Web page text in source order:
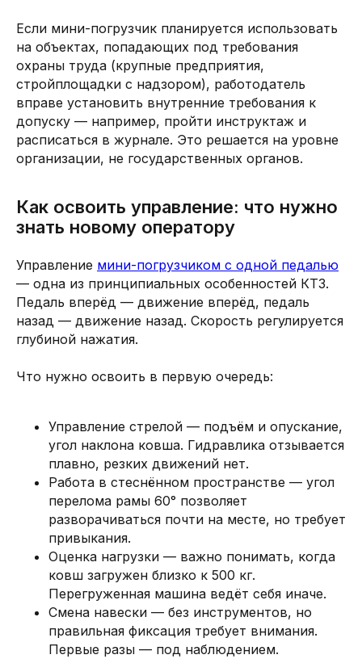
Если мини-погрузчик планируется использовать
на объектах, попадающих под требования
охраны труда (крупные предприятия,
стройплощадки с надзором), работодатель
вправе установить внутренние требования к
допуску — например, пройти инструктаж и
расписаться в журнале. Это решается на уровне
организации, не государственных органов.
Как освоить управление: что нужно
знать новому оператору
Управление мини-погрузчиком с одной педалью
— одна из принципиальных особенностей КТЗ.
Педаль вперёд — движение вперёд, педаль
назад — движение назад. Скорость регулируется
глубиной нажатия.
Что нужно освоить в первую очередь:
Управление стрелой — подъём и опускание,
угол наклона ковша. Гидравлика отзывается
плавно, резких движений нет.
Работа в стеснённом пространстве — угол
перелома рамы 60° позволяет
разворачиваться почти на месте, но требует
привыкания.
Оценка нагрузки — важно понимать, когда
ковш загружен близко к 500 кг.
Перегруженная машина ведёт себя иначе.
Смена навески — без инструментов, но
правильная фиксация требует внимания.
Первые разы — под наблюдением.